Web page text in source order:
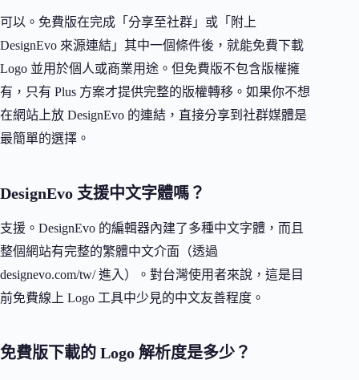
可以。免費版在完成「分享至社群」或「附上
DesignEvo 來源連結」其中一個條件後，就能免費下載
Logo 並用於個人或商業用途。但免費版不包含版權擁
有，只有 Plus 方案才提供完整的版權轉移。如果你不想
在網站上放 DesignEvo 的連結，直接分享到社群媒體是
最簡單的選擇。
DesignEvo 支援中文字體嗎？
支援。DesignEvo 的編輯器內建了多種中文字體，而且
整個網站有完整的繁體中文介面（透過
designevo.com/tw/ 進入）。對台灣使用者來說，這是目
前免費線上 Logo 工具中少見的中文友善程度。
免費版下載的 Logo 解析度是多少？